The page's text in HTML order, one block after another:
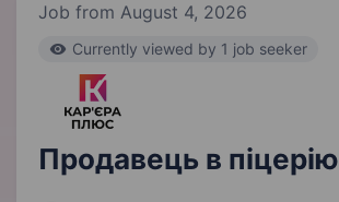
Job from August 4, 2026
Currently viewed by 1 job seeker
Продавець в піцерію